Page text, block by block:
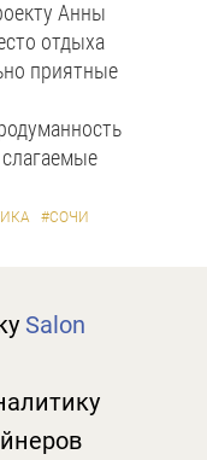
Анны
отдыха
приятные
#СОЧИ
Salon